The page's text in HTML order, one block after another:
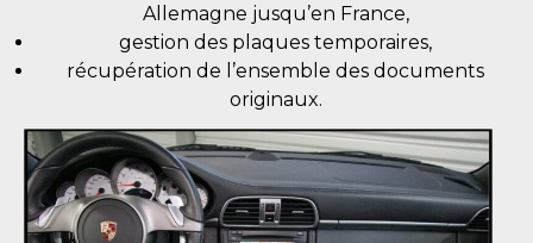
Allemagne jusqu’en France,
gestion des plaques temporaires,
récupération de l’ensemble des documents
originaux.